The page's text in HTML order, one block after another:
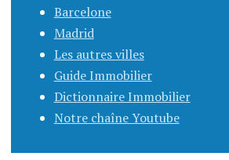
Barcelone
Madrid
Les autres villes
Guide Immobilier
Dictionnaire Immobilier
Notre chaîne Youtube